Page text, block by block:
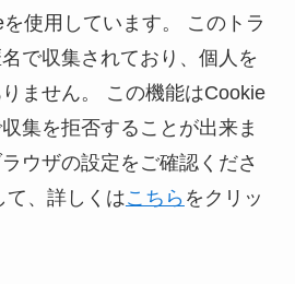
使用しています。 このトラ
で収集されており、個人を
ません。 この機能はCookie
集を拒否することが出来ま
ウザの設定をご確認くださ
て、詳しくはこちら をクリッ